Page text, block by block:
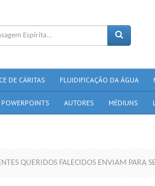
DE CÁRITAS FLUIDIFICAÇÃO DA ÁGUA
POWERPOINTS AUTORES MÉDIUNS
QUERIDOS FALECIDOS ENVIAM PARA